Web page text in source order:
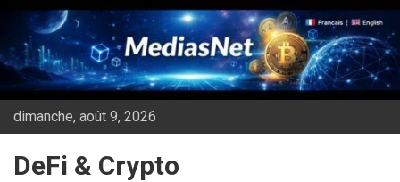
Aller
contenu
dimanche, août 9, 2026
DeFi & Crypto